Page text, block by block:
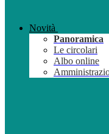
Novità
Panoramica
Le circolari
Albo online